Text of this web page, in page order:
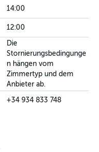
14:00
12:00
Die
Stornierungsbedingunge
n hängen vom
Zimmertyp und dem
Anbieter ab.
+34 934 833 748